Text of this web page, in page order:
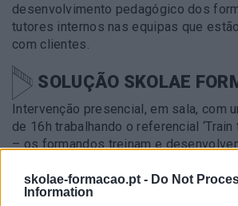
skolae-formacao.pt - Do Not
Information
desenvolvimento pedagógico dos
tutores internos nas equipas que
com clientes.
SOLUÇÃO SKOLAE
Intervenção presencial, em sala, com
de 16h trabalhando o referencial ‘Train
– os formandos treinam e
contextos em que desenvolvem a
formadores.